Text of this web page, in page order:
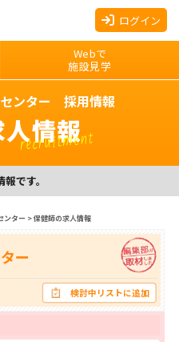
ログイン
Webで
施設見学
ンター 採用情報
人情報
recruitment
です。
ンター>保健師の求人情報
ー
検討中リストに追加